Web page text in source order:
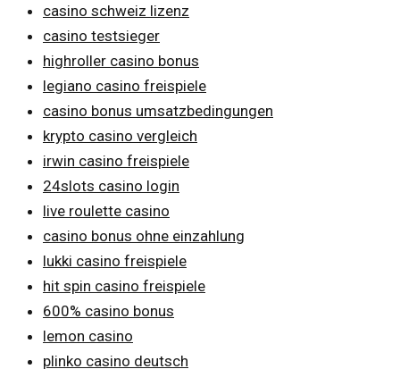
casino schweiz lizenz
casino testsieger
highroller casino bonus
legiano casino freispiele
casino bonus umsatzbedingungen
krypto casino vergleich
irwin casino freispiele
24slots casino login
live roulette casino
casino bonus ohne einzahlung
lukki casino freispiele
hit spin casino freispiele
600% casino bonus
lemon casino
plinko casino deutsch